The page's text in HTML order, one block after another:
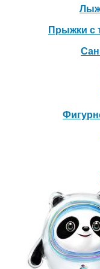
Прыжки с